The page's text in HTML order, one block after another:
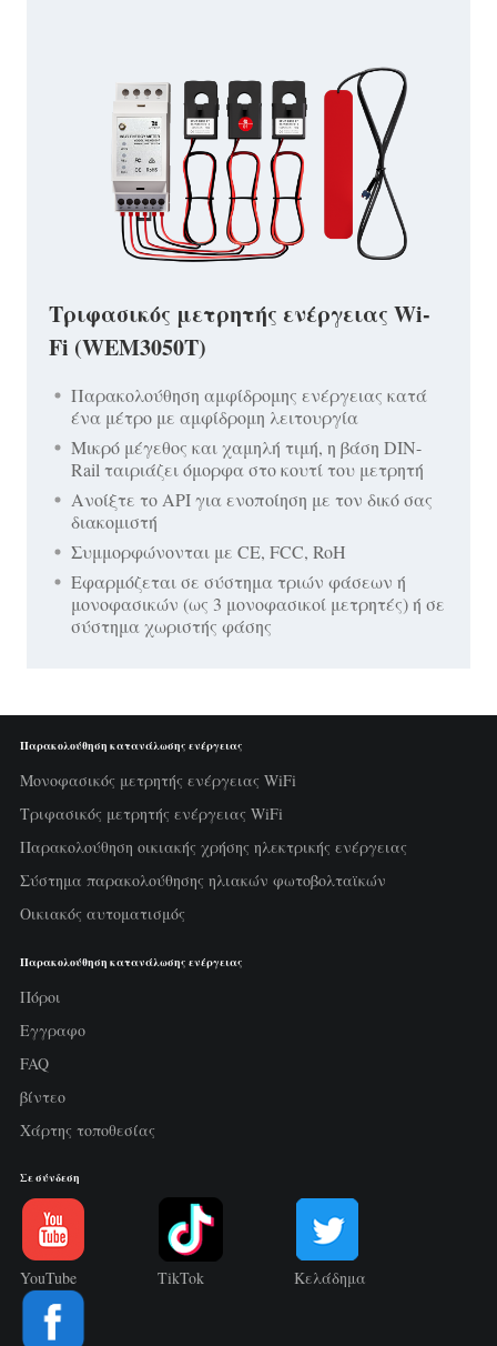
Τριφασικός μετρητής ενέργειας Wi-
Fi (WEM3050T)
Παρακολούθηση αμφίδρομης ενέργειας κατά
ένα μέτρο με αμφίδρομη λειτουργία
Μικρό μέγεθος και χαμηλή τιμή, η βάση DIN-
Rail ταιριάζει όμορφα στο κουτί του μετρητή
Ανοίξτε το API για ενοποίηση με τον δικό σας
διακομιστή
Συμμορφώνονται με CE, FCC, RoH
Εφαρμόζεται σε σύστημα τριών φάσεων ή
μονοφασικών (ως 3 μονοφασικοί μετρητές) ή σε
σύστημα χωριστής φάσης
Παρακολούθηση κατανάλωσης ενέργειας
Μονοφασικός μετρητής ενέργειας WiFi
Τριφασικός μετρητής ενέργειας WiFi
Παρακολούθηση οικιακής χρήσης ηλεκτρικής ενέργειας
Σύστημα παρακολούθησης ηλιακών φωτοβολταϊκών
Οικιακός αυτοματισμός
Παρακολούθηση κατανάλωσης ενέργειας
Πόροι
Εγγραφο
FAQ
βίντεο
Χάρτης τοποθεσίας
Σε σύνδεση
YouTube TikTok Κελάδημα